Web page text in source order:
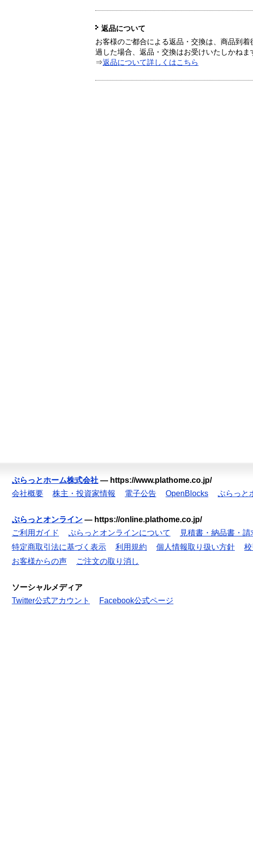
返品について
お客様のご都合による返品・交換は、商品到
過した場合、返品・交換はお受けいたしかねま
⇒返品について詳しくはこちら
ぷらっとホーム株式会社 — https://www.plathome.co.jp/
会社概要
株主・投資家情報 電子公告 OpenBlocks ぷらっと
ぷらっとオンライン — https://online.plathome.co.jp/
ご利用ガイド
ぷらっとオンラインについて 見積書・納品書・
特定商取引法に基づく表示
利用規約 個人情報取り扱い方針
お客様からの声
ご注文の取り消し
ソーシャルメディア
Twitter公式アカウント
Facebook公式ページ